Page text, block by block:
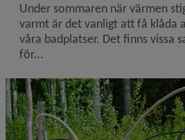
Under sommaren när värmen
varmt är det vanligt att få klåda
våra badplatser. Det finns vissa
för...